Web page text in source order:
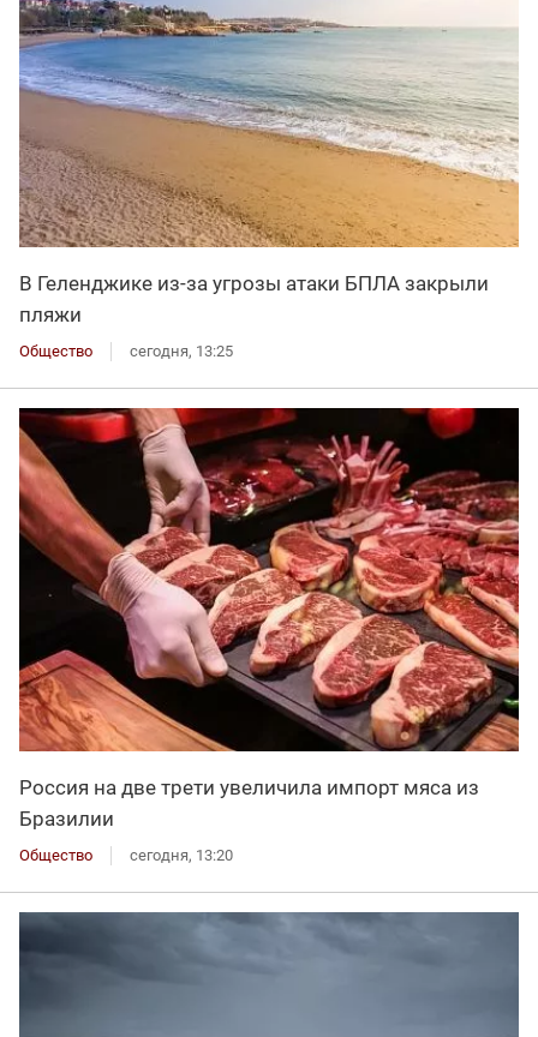
В Геленджике из-за угрозы атаки БПЛА закрыли
пляжи
Общество сегодня, 13:25
Россия на две трети увеличила импорт мяса из
Бразилии
Общество сегодня, 13:20